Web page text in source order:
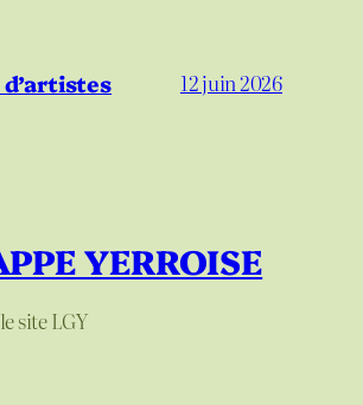
12 juin 2026
YERROISE
site LGY